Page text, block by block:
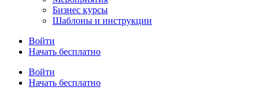
Бизнес курсы
Шаблоны и инструкции
Войти
Начать бесплатно
Войти
Начать бесплатно